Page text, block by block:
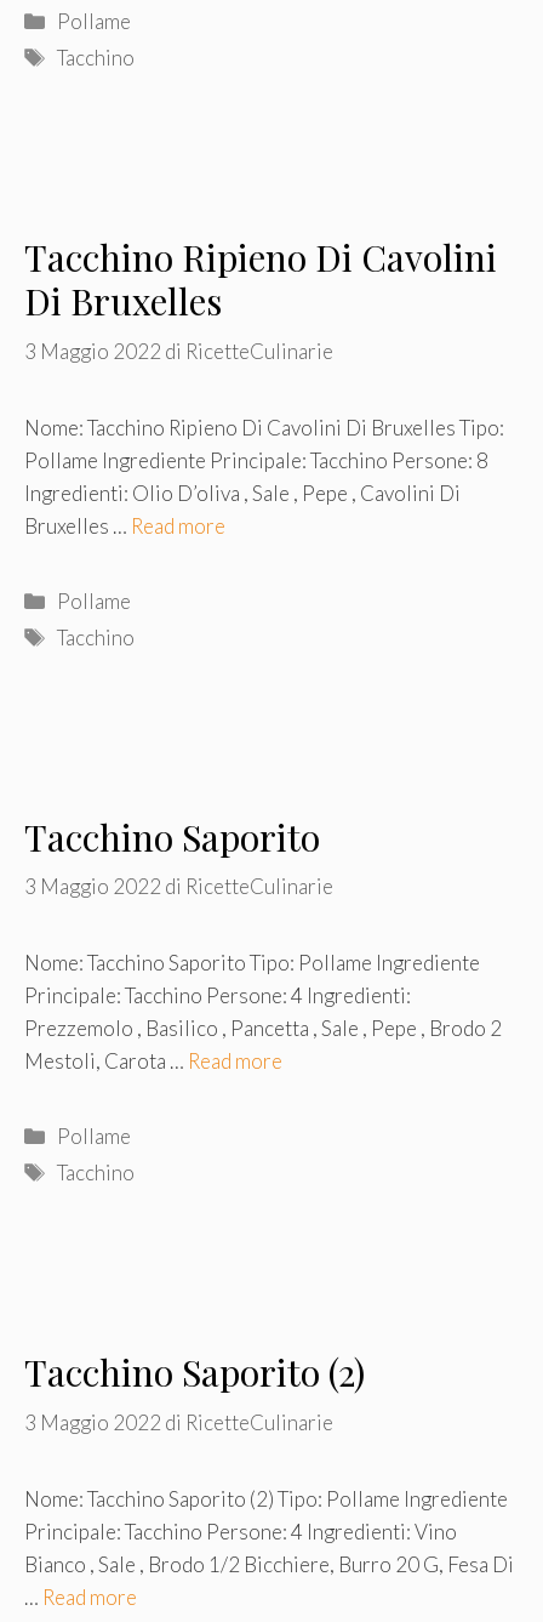
Categorie
Pollame
Tag
Tacchino
Tacchino Ripieno Di Cavolini
Di Bruxelles
3 Maggio 2022 di RicetteCulinarie
Nome: Tacchino Ripieno Di Cavolini Di Bruxelles Tipo:
Pollame Ingrediente Principale: Tacchino Persone: 8
Ingredienti: Olio D’oliva , Sale , Pepe , Cavolini Di
Bruxelles … Read more
Categorie
Pollame
Tag
Tacchino
Tacchino Saporito
3 Maggio 2022 di RicetteCulinarie
Nome: Tacchino Saporito Tipo: Pollame Ingrediente
Principale: Tacchino Persone: 4 Ingredienti:
Prezzemolo , Basilico , Pancetta , Sale , Pepe , Brodo 2
Mestoli, Carota … Read more
Categorie
Pollame
Tag
Tacchino
Tacchino Saporito (2)
3 Maggio 2022 di RicetteCulinarie
Nome: Tacchino Saporito (2) Tipo: Pollame Ingrediente
Principale: Tacchino Persone: 4 Ingredienti: Vino
Bianco , Sale , Brodo 1/2 Bicchiere, Burro 20 G, Fesa Di
… Read more